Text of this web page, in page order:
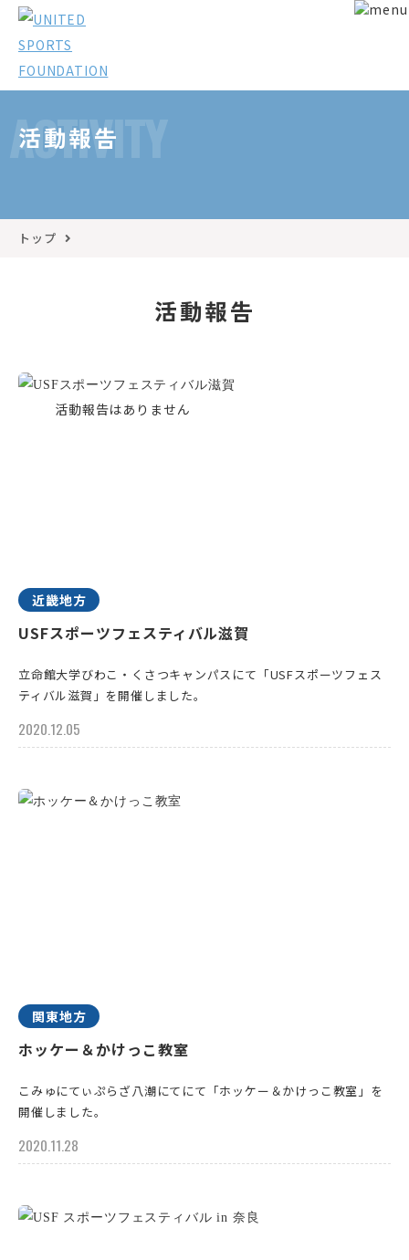
ACTIVITY
活動報告
トップ
活動報告
近畿地方
USFスポーツフェスティバル滋賀
立命館大学びわこ・くさつキャンパスにて「USFスポーツフェス
ティバル滋賀」を開催しました。
2020.12.05
関東地方
ホッケー＆かけっこ教室
こみゅにてぃぷらざ八潮にてにて「ホッケー＆かけっこ教室」を
開催しました。
2020.11.28